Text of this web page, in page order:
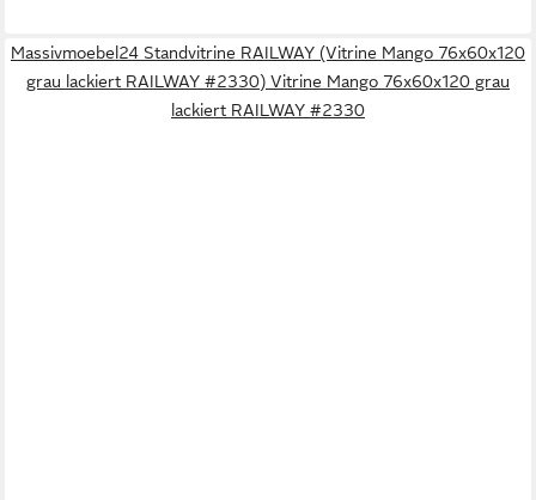
Massivmoebel24 Standvitrine RAILWAY (Vitrine Mango 76x60x120
grau lackiert RAILWAY #2330) Vitrine Mango 76x60x120 grau
lackiert RAILWAY #2330